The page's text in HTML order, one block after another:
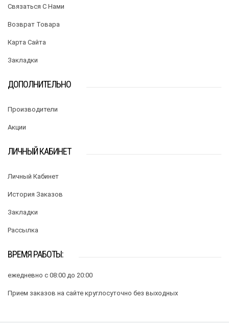
Связаться С Нами
Возврат Товара
Карта Сайта
Закладки
ДОПОЛНИТЕЛЬНО
Производители
Акции
ЛИЧНЫЙ КАБИНЕТ
Личный Кабинет
История Заказов
Закладки
Рассылка
ВРЕМЯ РАБОТЫ:
ежедневно с 08:00 до 20:00
Прием заказов на сайте круглосуточно без выходных